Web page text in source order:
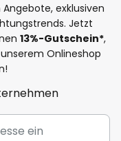
exklusiven
Jetzt
13%-Gutschein*,
Onlineshop